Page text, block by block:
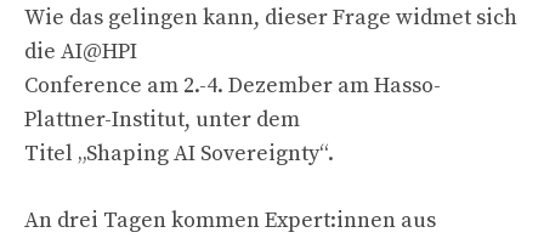
Wie das gelingen kann, dieser Frage widmet sich
die AI@HPI
Conference am 2.-4. Dezember am Hasso-
Plattner-Institut, unter dem
Titel „Shaping AI Sovereignty“.
An drei Tagen kommen Expert:innen aus